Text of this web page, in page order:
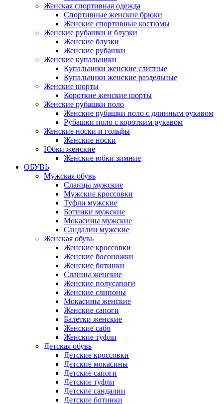
Женская спортивная одежда
Спортивные женские брюки
Женские спортивные костюмы
Женские рубашки и блузки
Женские блузки
Женские рубашки
Женские купальники
Купальники женские слитные
Купальники женские раздельные
Женские шорты
Короткие женские шорты
Женские рубашки поло
Женские рубашки поло с длинным рукавом
Рубашки поло с коротким рукавом
Женские носки и гольфы
Женские носки
Юбки женские
Женские юбки зимние
ОБУВЬ
Мужская обувь
Сланцы мужские
Мужские кроссовки
Туфли мужские
Ботинки мужские
Мокасины мужские
Сандалии мужские
Женская обувь
Женские кроссовки
Женские босоножки
Женские ботинки
Сланцы женские
Женские полусапоги
Женские слипоны
Мокасины женские
Женские сапоги
Балетки женские
Женские сабо
Женские туфли
Детская обувь
Детские кроссовки
Детские мокасины
Детские сапоги
Детские туфли
Детские сандалии
Детские ботинки